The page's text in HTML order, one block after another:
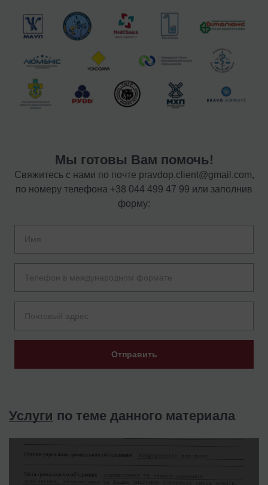
Мы готовы Вам помочь!
Свяжитесь с нами по почте pravdop.client@gmail.com,
по номеру телефона +38 044 499 47 99 или заполнив
форму:
Отправить
Услуги по теме данного материала